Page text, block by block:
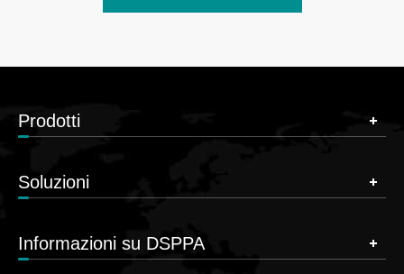
Prodotti
Soluzioni
Informazioni su DSPPA